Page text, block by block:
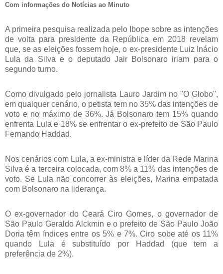
Com informações do Notícias ao Minuto
A primeira pesquisa realizada pelo Ibope sobre as intenções
de volta para presidente da República em 2018 revelam
que, se as eleições fossem hoje, o ex-presidente Luiz Inácio
Lula da Silva e o deputado Jair Bolsonaro iriam para o
segundo turno.
Como divulgado pelo jornalista Lauro Jardim no "O Globo",
em qualquer cenário, o petista tem no 35% das intenções de
voto e no máximo de 36%. Já Bolsonaro tem 15% quando
enfrenta Lula e 18% se enfrentar o ex-prefeito de São Paulo
Fernando Haddad.
Nos cenários com Lula, a ex-ministra e líder da Rede Marina
Silva é a terceira colocada, com 8% a 11% das intenções de
voto. Se Lula não concorrer às eleições, Marina empatada
com Bolsonaro na liderança.
O ex-governador do Ceará Ciro Gomes, o governador de
São Paulo Geraldo Alckmin e o prefeito de São Paulo João
Doria têm índices entre os 5% e 7%. Ciro sobe até os 11%
quando Lula é substituído por Haddad (que tem a
preferência de 2%).